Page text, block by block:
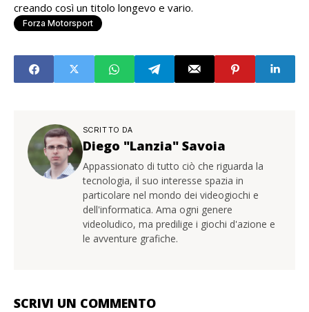
creando così un titolo longevo e vario.
Forza Motorsport
SCRITTO DA
Diego "Lanzia" Savoia
Appassionato di tutto ciò che riguarda la
tecnologia, il suo interesse spazia in
particolare nel mondo dei videogiochi e
dell'informatica. Ama ogni genere
videoludico, ma predilige i giochi d'azione e
le avventure grafiche.
SCRIVI UN COMMENTO